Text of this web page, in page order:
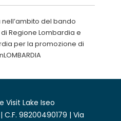
del bando
Regione Lombardia e
per la promozione di
Visit Lake Iseo
98200490179 | Via